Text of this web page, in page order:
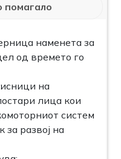
наменета за
од времето го
на
лица кои
систем
за развој на